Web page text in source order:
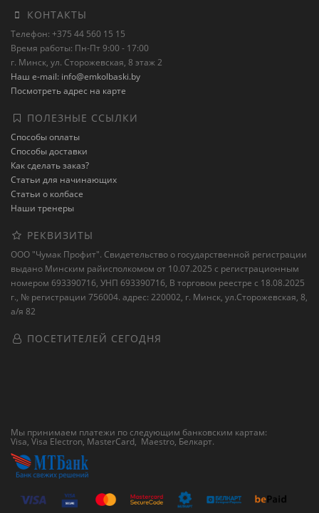
КОНТАКТЫ
Телефон: +375 44 560 15 15
Время работы: Пн-Пт 9:00 - 17:00
г. Минск, ул. Сторожевская, 8 этаж 2
Наш e-mail: info@emkolbaski.by
Посмотреть адрес на карте
ПОЛЕЗНЫЕ ССЫЛКИ
Способы оплаты
Способы доставки
Как сделать заказ?
Статьи для начинающих
Статьи о колбасе
Наши тренеры
РЕКВИЗИТЫ
ООО "Чумак Профит". Свидетельство о государственной регистрации
выдано Минским райисполкомом от 10.07.2025 с регистрационным
номером 693390716, УНП 693390716, В торговом реестре с 18.08.2025
г., № регистрации 756004. адрес: 220002, г. Минск, ул.Сторожевская, 8,
а/я 82
ПОСЕТИТЕЛЕЙ СЕГОДНЯ
Мы принимаем платежи по следующим банковским картам:
Visa, Visa Electron, MasterCard, Maestro, Белкарт.